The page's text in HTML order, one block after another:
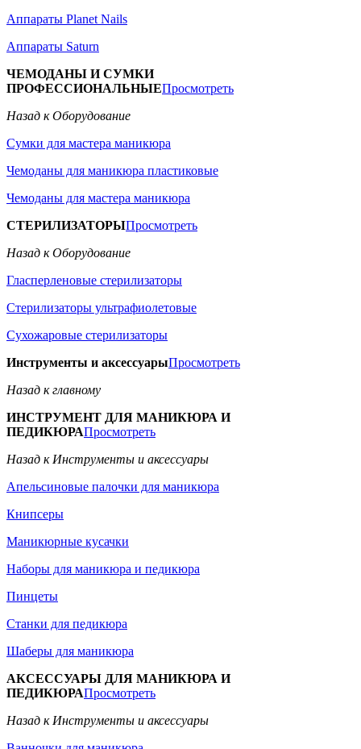
Аппараты Planet Nails
Аппараты Saturn
ЧЕМОДАНЫ И СУМКИ
ПРОФЕССИОНАЛЬНЫЕПросмотреть
Назад к Оборудование
Сумки для мастера маникюра
Чемоданы для маникюра пластиковые
Чемоданы для мастера маникюра
СТЕРИЛИЗАТОРЫПросмотреть
Назад к Оборудование
Гласперленовые стерилизаторы
Стерилизаторы ультрафиолетовые
Сухожаровые стерилизаторы
Инструменты и аксессуарыПросмотреть
Назад к главному
ИНСТРУМЕНТ ДЛЯ МАНИКЮРА И
ПЕДИКЮРАПросмотреть
Назад к Инструменты и аксессуары
Апельсиновые палочки для маникюра
Книпсеры
Маникюрные кусачки
Наборы для маникюра и педикюра
Пинцеты
Станки для педикюра
Шаберы для маникюра
АКСЕССУАРЫ ДЛЯ МАНИКЮРА И
ПЕДИКЮРАПросмотреть
Назад к Инструменты и аксессуары